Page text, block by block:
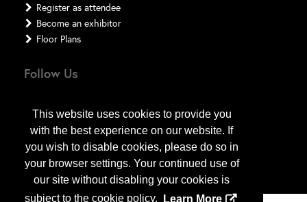
This website uses cookies to provide you
with the best experience on our website. If
you wish to disable cookies, please do so in
your browser settings. Your continued use of
our site without disabling your cookies is
subject to the cookie policy.
Learn More
Register as attendee
Become an exhibitor
Floor Plans
Follow Us